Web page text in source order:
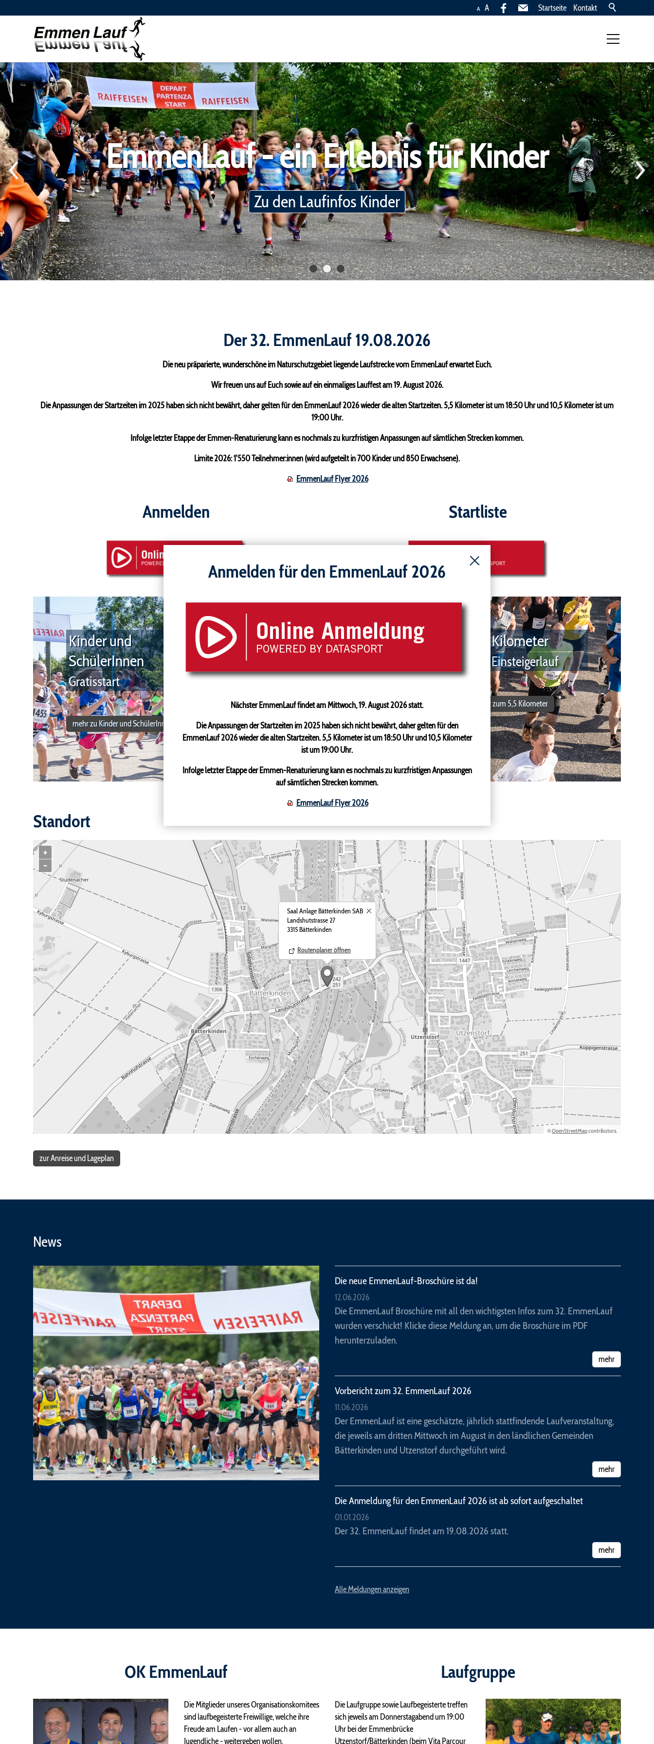
Startseite Kontakt
A A
Läufe
Kinderläufe, 10,5km, 5km
Anreise
Rangliste
Fotos
News
Ingold Rönners Team Trophy
Sponsoren OK EmmenLauf
Partner
Helfer EmmenLauf
Geschichte EmmenLauf
Die Emme
Mediencenter
Archiv
Fotos
Pressemitteilungen
Ranglisten
Chronik Gewinner/Innen
Laufgruppe
Lauftraining
EmmenLauf - ein Erlebnis für Kinder
Zu den Laufinfos Kinder
Anmelden für den EmmenLauf 2026
Nächster EmmenLauf findet am Mittwoch, 19. August 2026 statt.
Die Anpassungen der Startzeiten im 2025 haben sich nicht bewährt, daher gelten für den
EmmenLauf 2026 wieder die alten Startzeiten. 5,5 Kilometer ist um 18:50 Uhr und 10,5 Kilometer
ist um 19:00 Uhr.
Infolge letzter Etappe der Emmen-Renaturierung kann es nochmals zu kurzfristigen Anpassungen
auf sämtlichen Strecken kommen.
EmmenLauf Flyer 2026
Der 32. EmmenLauf 19.08.2026
Die neu präparierte, wunderschöne im Naturschutzgebiet liegende Laufstrecke vom EmmenLauf erwartet Euch.
Wir freuen uns auf Euch sowie auf ein einmaliges Lauffest am 19. August 2026.
Die Anpassungen der Startzeiten im 2025 haben sich nicht bewährt, daher gelten für den EmmenLauf 2026 wieder die alten Startzeiten. 5,5 Kilometer ist um 18:50 Uhr und 10,5 Kilometer ist um
19:00 Uhr.
Infolge letzter Etappe der Emmen-Renaturierung kann es nochmals zu kurzfristigen Anpassungen auf sämtlichen Strecken kommen.
Limite 2026: 1'550 Teilnehmer:innen (wird aufgeteilt in 700 Kinder und 850 Erwachsene).
EmmenLauf Flyer 2026
Anmelden Startliste
Kinder und
SchülerInnen
Gratisstart
mehr zu Kinder und SchülerInnen
10,5 Kilometer
Emme entlang
mehr zum 10,5 Kilometer
5,5 Kilometer
Der Einsteigerlauf
mehr zum 5,5 Kilometer
Standort
Saal Anlage Bätterkinden SAB
Landshutstrasse 27
3315 Bätterkinden
Routenplaner öffnen
+
−
©OpenStreetMapcontributors.
zur Anreise und Lageplan
News
Die neue EmmenLauf-Broschüre ist da!
12.06.2026
Die EmmenLauf Broschüre mit all den wichtigsten Infos zum 32. EmmenLauf
wurden verschickt! Klicke diese Meldung an, um die Broschüre im PDF
herunterzuladen.
mehr
Vorbericht zum 32. EmmenLauf 2026
11.06.2026
Der EmmenLauf ist eine geschätzte, jährlich stattfindende Laufveranstaltung,
die jeweils am dritten Mittwoch im August in den ländlichen Gemeinden
Bätterkinden und Utzenstorf durchgeführt wird.
mehr
Die Anmeldung für den EmmenLauf 2026 ist ab sofort aufgeschaltet
01.01.2026
Der 32. EmmenLauf findet am 19.08.2026 statt.
mehr
Alle Meldungen anzeigen
OK EmmenLauf Laufgruppe
Die Mitglieder unseres Organisationskomitees
sind laufbegeisterte Freiwillige, welche ihre
Freude am Laufen - vor allem auch an
Jugendliche - weitergeben wollen.
Die Laufgruppe sowie Laufbegeisterte treffen
sich jeweils am Donnerstagabend um 19:00
Uhr bei der Emmenbrücke
Utzenstorf/Bätterkinden (beim Vita Parcour